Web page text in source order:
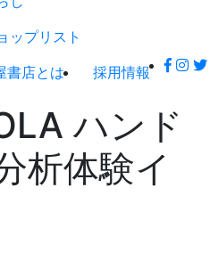
ップリスト
書店とは 採用情報
ハンド
析体験イ